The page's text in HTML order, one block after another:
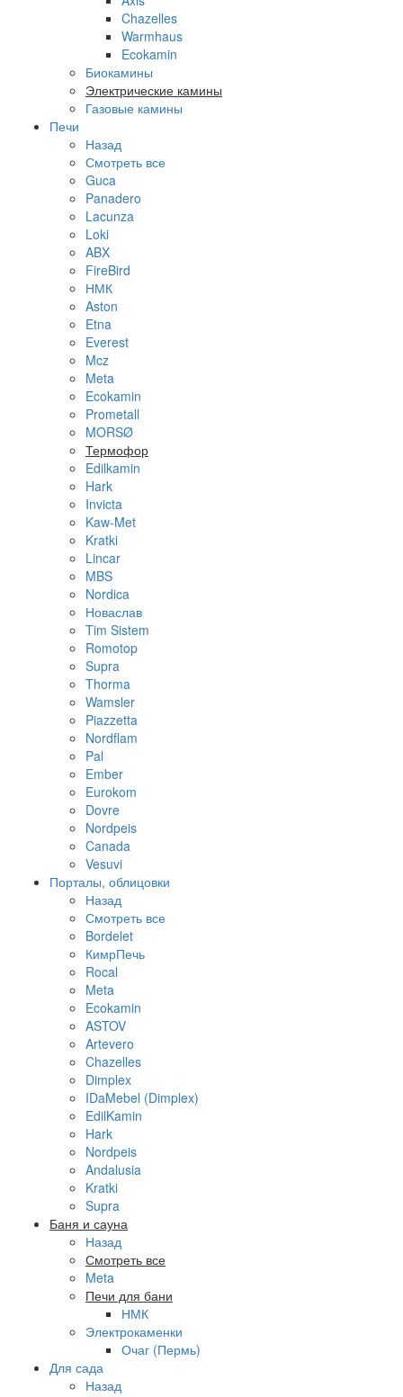
Chazelles
Warmhaus
Ecokamin
Биокамины
Электрические камины
Газовые камины
Печи
Назад
Смотреть все
Guca
Panadero
Lacunza
Loki
ABX
FireBird
НМК
Aston
Etna
Everest
Mcz
Meta
Ecokamin
Prometall
MORSØ
Термофор
Edilkamin
Hark
Invicta
Kaw-Met
Kratki
Lincar
MBS
Nordica
Новаслав
Tim Sistem
Romotop
Supra
Thorma
Wamsler
Piazzetta
Nordflam
Pal
Ember
Eurokom
Dovre
Nordpeis
Canada
Vesuvi
Порталы, облицовки
Назад
Смотреть все
Bordelet
КимрПечь
Rocal
Meta
Ecokamin
ASTOV
Artevero
Chazelles
Dimplex
IDaMebel (Dimplex)
EdilKamin
Hark
Nordpeis
Andalusia
Kratki
Supra
Баня и сауна
Назад
Смотреть все
Meta
Печи для бани
НМК
Электрокаменки
Очаг (Пермь)
Для сада
Назад